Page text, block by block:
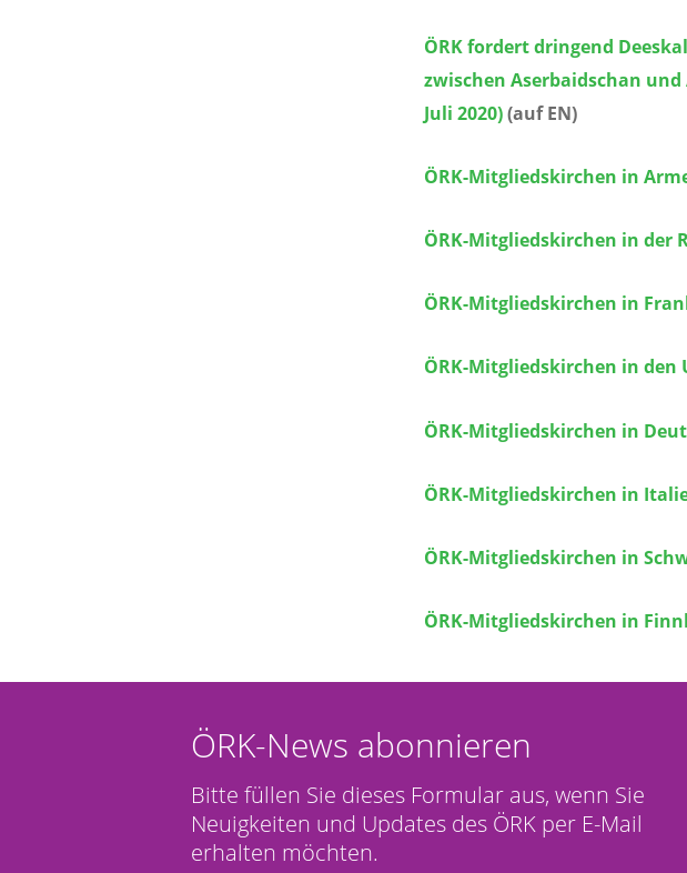
ÖRK fordert dringend
zwischen Aserbaidschan
Juli 2020)(auf EN)
ÖRK-Mitgliedskirchen in
ÖRK-Mitgliedskirchen in der
ÖRK-Mitgliedskirchen in
ÖRK-Mitgliedskirchen in den
ÖRK-Mitgliedskirchen in
ÖRK-Mitgliedskirchen in
ÖRK-Mitgliedskirchen in
ÖRK-Mitgliedskirchen in
ÖRK-News abonnieren
Bitte füllen Sie dieses Formular aus, wenn Sie
Neuigkeiten und Updates des ÖRK per E-Mail
erhalten möchten.